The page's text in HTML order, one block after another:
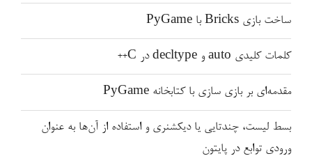
ساخت بازی Bricks با PyGame
کلمات کلیدی auto و decltype در C++
مقدمه‌ای بر بازی سازی با کتابخانه PyGame
بسط لیست، چندتایی یا دیکشنری و استفاده از آن‌ها به عنوان
ورودی توابع در پایتون